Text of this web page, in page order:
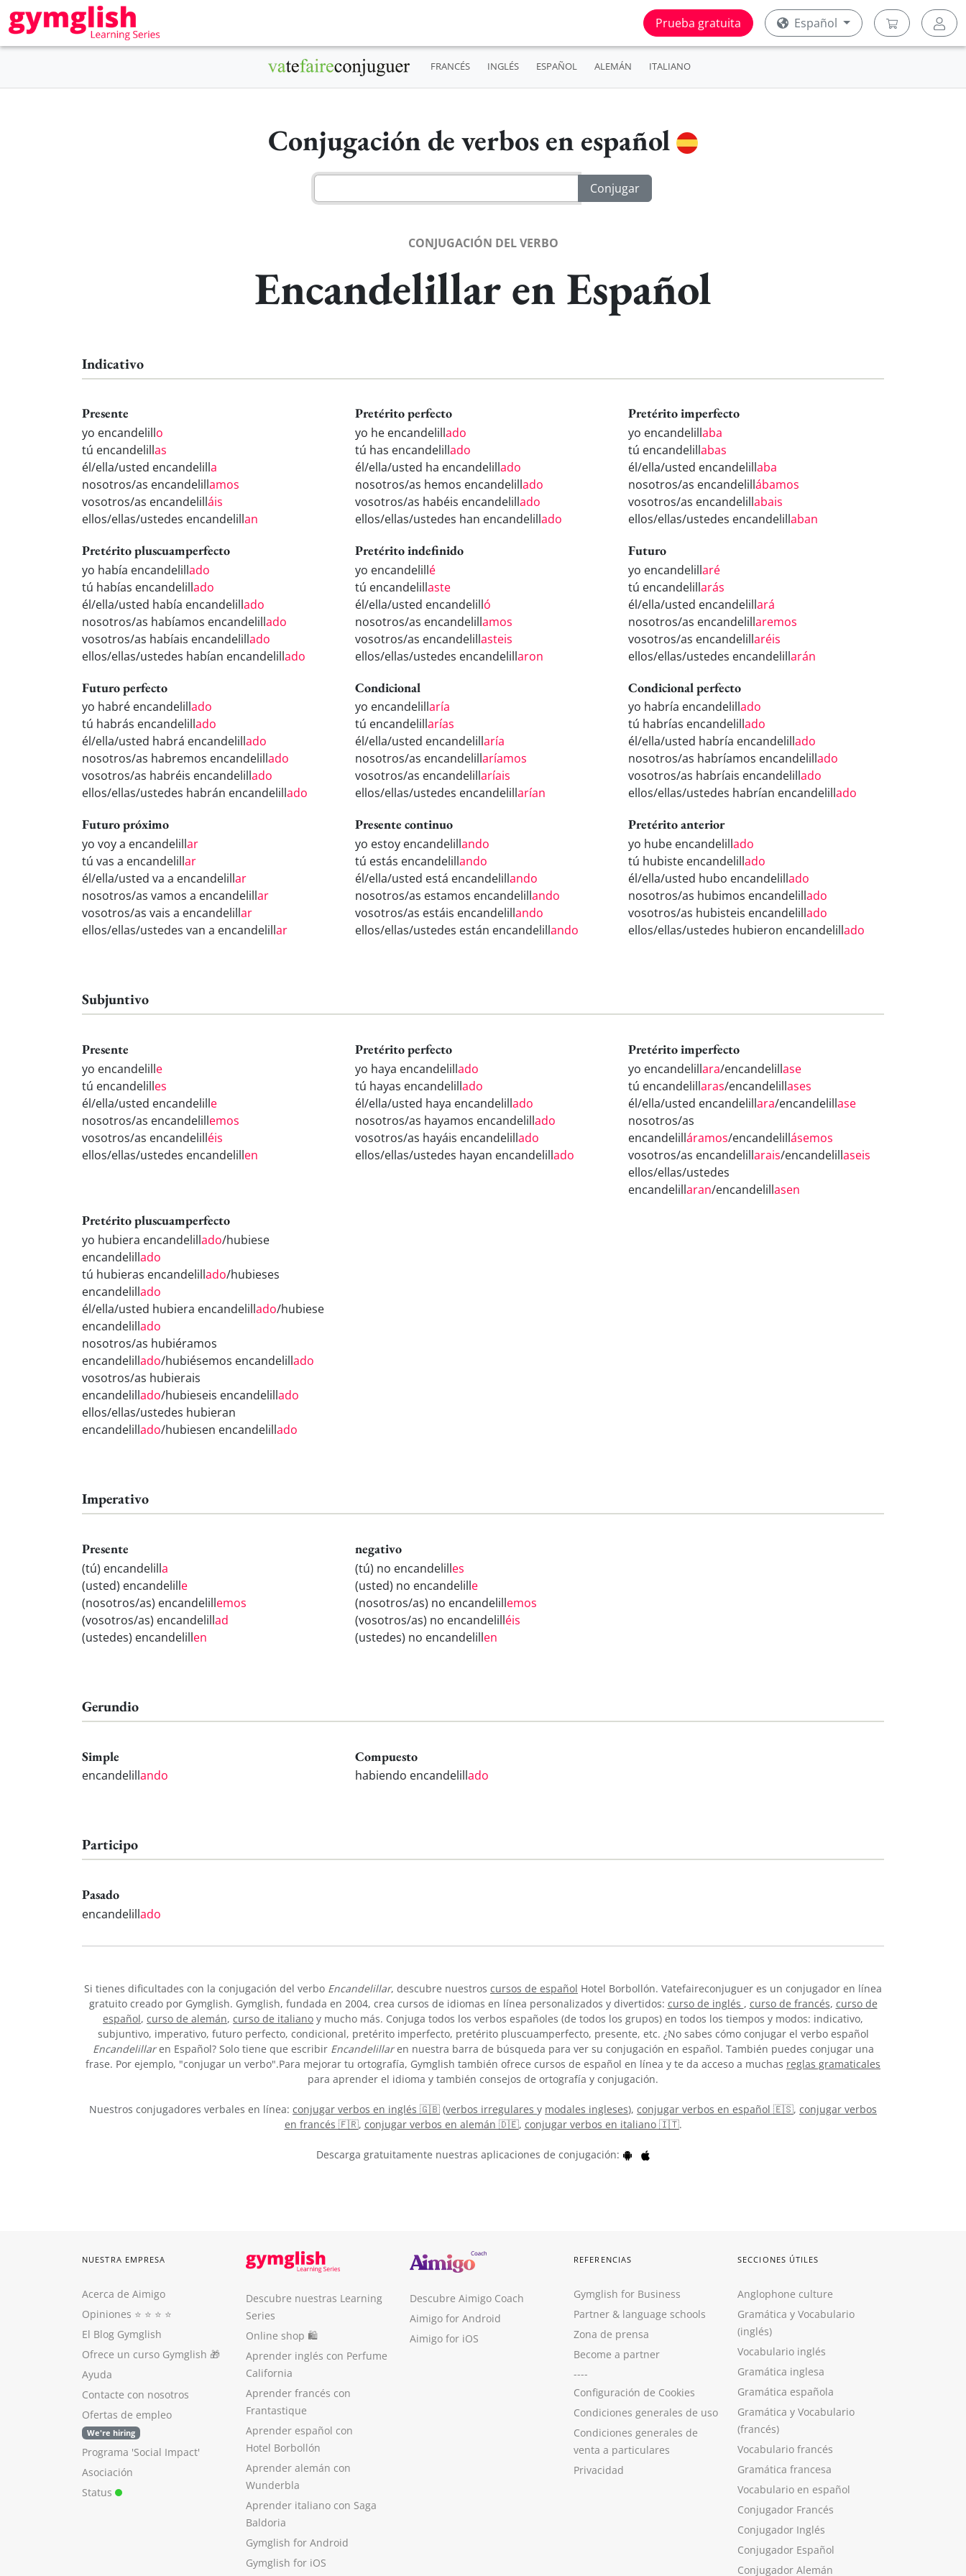
Prueba gratuita Español
FRANCÉS INGLÉS ESPAÑOL ALEMÁN ITALIANO
Conjugación de verbos en español
CONJUGACIÓN DEL VERBO
Encandelillar en Español
Indicativo
Presente
yo encandelillo
tú encandelillas
él/ella/usted encandelilla
nosotros/as encandelillamos
vosotros/as encandelilláis
ellos/ellas/ustedes encandelillan
Pretérito perfecto
yo he encandelillado
tú has encandelillado
él/ella/usted ha encandelillado
nosotros/as hemos encandelillado
vosotros/as habéis encandelillado
ellos/ellas/ustedes han encandelillado
Pretérito imperfecto
yo encandelillaba
tú encandelillabas
él/ella/usted encandelillaba
nosotros/as encandelillábamos
vosotros/as encandelillabais
ellos/ellas/ustedes encandelillaban
Pretérito pluscuamperfecto
yo había encandelillado
tú habías encandelillado
él/ella/usted había encandelillado
nosotros/as habíamos encandelillado
vosotros/as habíais encandelillado
ellos/ellas/ustedes habían encandelillado
Pretérito indefinido
yo encandelillé
tú encandelillaste
él/ella/usted encandelilló
nosotros/as encandelillamos
vosotros/as encandelillasteis
ellos/ellas/ustedes encandelillaron
Futuro
yo encandelillaré
tú encandelillarás
él/ella/usted encandelillará
nosotros/as encandelillaremos
vosotros/as encandelillaréis
ellos/ellas/ustedes encandelillarán
Futuro perfecto
yo habré encandelillado
tú habrás encandelillado
él/ella/usted habrá encandelillado
nosotros/as habremos encandelillado
vosotros/as habréis encandelillado
ellos/ellas/ustedes habrán encandelillado
Condicional
yo encandelillaría
tú encandelillarías
él/ella/usted encandelillaría
nosotros/as encandelillaríamos
vosotros/as encandelillaríais
ellos/ellas/ustedes encandelillarían
Condicional perfecto
yo habría encandelillado
tú habrías encandelillado
él/ella/usted habría encandelillado
nosotros/as habríamos encandelillado
vosotros/as habríais encandelillado
ellos/ellas/ustedes habrían encandelillado
Futuro próximo
yo voy a encandelillar
tú vas a encandelillar
él/ella/usted va a encandelillar
nosotros/as vamos a encandelillar
vosotros/as vais a encandelillar
ellos/ellas/ustedes van a encandelillar
Presente continuo
yo estoy encandelillando
tú estás encandelillando
él/ella/usted está encandelillando
nosotros/as estamos encandelillando
vosotros/as estáis encandelillando
ellos/ellas/ustedes están encandelillando
Pretérito anterior
yo hube encandelillado
tú hubiste encandelillado
él/ella/usted hubo encandelillado
nosotros/as hubimos encandelillado
vosotros/as hubisteis encandelillado
ellos/ellas/ustedes hubieron encandelillado
Subjuntivo
Presente
yo encandelille
tú encandelilles
él/ella/usted encandelille
nosotros/as encandelillemos
vosotros/as encandelilléis
ellos/ellas/ustedes encandelillen
Pretérito perfecto
yo haya encandelillado
tú hayas encandelillado
él/ella/usted haya encandelillado
nosotros/as hayamos encandelillado
vosotros/as hayáis encandelillado
ellos/ellas/ustedes hayan encandelillado
Pretérito imperfecto
yo encandelillara/encandelillase
tú encandelillaras/encandelillases
él/ella/usted encandelillara/encandelillase
nosotros/as
encandelilláramos/encandelillásemos
vosotros/as encandelillarais/encandelillaseis
ellos/ellas/ustedes
encandelillaran/encandelillasen
Pretérito pluscuamperfecto
yo hubiera encandelillado/hubiese
encandelillado
tú hubieras encandelillado/hubieses
encandelillado
él/ella/usted hubiera encandelillado/hubiese
encandelillado
nosotros/as hubiéramos
encandelillado/hubiésemos encandelillado
vosotros/as hubierais
encandelillado/hubieseis encandelillado
ellos/ellas/ustedes hubieran
encandelillado/hubiesen encandelillado
Imperativo
Presente
(tú) encandelilla
(usted) encandelille
(nosotros/as) encandelillemos
(vosotros/as) encandelillad
(ustedes) encandelillen
negativo
(tú) no encandelilles
(usted) no encandelille
(nosotros/as) no encandelillemos
(vosotros/as) no encandelilléis
(ustedes) no encandelillen
Gerundio
Simple
encandelillando
Compuesto
habiendo encandelillado
Participo
Pasado
encandelillado
Si tienes dificultades con la conjugación del verbo Encandelillar, descubre nuestros cursos de español Hotel Borbollón. Vatefaireconjuguer es un conjugador en línea
gratuito creado por Gymglish. Gymglish, fundada en 2004, crea cursos de idiomas en línea personalizados y divertidos: curso de inglés , curso de francés, curso de
español, curso de alemán, curso de italiano y mucho más. Conjuga todos los verbos españoles (de todos los grupos) en todos los tiempos y modos: indicativo,
subjuntivo, imperativo, futuro perfecto, condicional, pretérito imperfecto, pretérito pluscuamperfecto, presente, etc. ¿No sabes cómo conjugar el verbo español
Encandelillaren Español? Solo tiene que escribir Encandelillaren nuestra barra de búsqueda para ver su conjugación en español. También puedes conjugar una
frase. Por ejemplo, "conjugar un verbo".Para mejorar tu ortografía, Gymglish también ofrece cursos de español en línea y te da acceso a muchas reglas gramaticales
para aprender el idioma y también consejos de ortografía y conjugación.
Nuestros conjugadores verbales en línea: conjugar verbos en inglés 🇬🇧 (verbos irregulares y modales ingleses), conjugar verbos en español 🇪🇸, conjugar verbos
en francés 🇫🇷, conjugar verbos en alemán 🇩🇪, conjugar verbos en italiano 🇮🇹.
Descarga gratuitamente nuestras aplicaciones de conjugación:
NUESTRA EMPRESA
Acerca de Aimigo
Opiniones ⭐️ ⭐️ ⭐️ ⭐️
El Blog Gymglish
Ofrece un curso Gymglish 🎁
Ayuda
Contacte con nosotros
Ofertas de empleo
We're hiring
Programa 'Social Impact'
Asociación
Status
Descubre nuestras Learning
Series
Online shop 🛍
Aprender inglés con Perfume
California
Aprender francés con
Frantastique
Aprender español con
Hotel Borbollón
Aprender alemán con
Wunderbla
Aprender italiano con Saga
Baldoria
Gymglish for Android
Gymglish for iOS
Descubre Aimigo Coach
Aimigo for Android
Aimigo for iOS
REFERENCIAS
Gymglish for Business
Partner & language schools
Zona de prensa
Become a partner
----
Configuración de Cookies
Condiciones generales de uso
Condiciones generales de
venta a particulares
Privacidad
SECCIONES ÚTILES
Anglophone culture
Gramática y Vocabulario
(inglés)
Vocabulario inglés
Gramática inglesa
Gramática española
Gramática y Vocabulario
(francés)
Vocabulario francés
Gramática francesa
Vocabulario en español
Conjugador Francés
Conjugador Inglés
Conjugador Español
Conjugador Alemán